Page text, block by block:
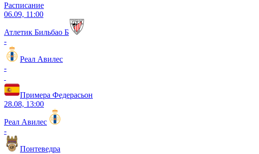
Расписание
06.09, 11:00
Атлетик Бильбао Б
-
Реал Авилес
-
Примера Федерасьон
28.08, 13:00
Реал Авилес
-
Понтеведра